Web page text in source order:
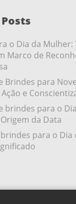
o Dia da
Marco de
Brindes para
e
brindes para o
da Data
para o Dia